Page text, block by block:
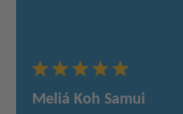
Meliá Koh Samui